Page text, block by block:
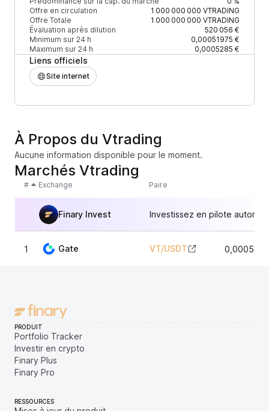
Offre en circulation
1 000 000 000 VTRADING
Offre Totale
1 000 000 000 VTRADING
Évaluation après dilution
520 056 €
Minimum sur 24 h
0,00051975 €
Maximum sur 24 h
0,0005285 €
Liens officiels
Site internet
À Propos du Vtrading
Aucune information disponible pour le moment.
Marchés Vtrading
# Exchange Paire
Finary Invest Investissez en pilote
1 Gate VT/USDT
PRODUIT
Portfolio Tracker
Investir en crypto
Finary Plus
Finary Pro
RESSOURCES